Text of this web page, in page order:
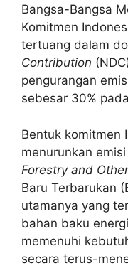
Bangsa-Bangsa
Komitmen
tertuang dalam
Contribution
pengurangan
sebesar 30%
Bentuk komitmen
menurunkan
Forestry and
Baru Terbarukan
utamanya yang
bahan baku
memenuhi
secara terus-